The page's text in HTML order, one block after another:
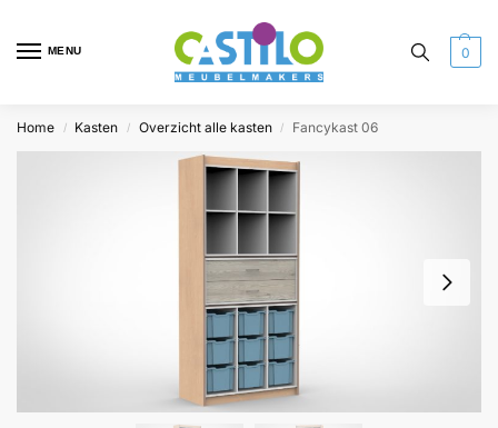
MENU 0
Home / Kasten / Overzicht alle kasten / Fancykast 06